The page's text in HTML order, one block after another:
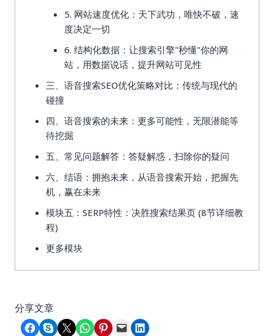
5. 网站速度优化：天下武功，唯快不破，速
度决定一切
6. 结构化数据：让搜索引擎"秒懂"你的网
站，用数据说话，提升网站可见性
三、语音搜索SEO优化策略对比：传统与现代的
碰撞
四、语音搜索的未来：更多可能性，无限潜能等
待挖掘
五、常见问题解答：答疑解惑，扫除你的疑问
六、结语：拥抱未来，从语音搜索开始，把握先
机，赢在未来
模块五：SERP特性：决胜搜索结果页 (8节详细教
程)
更多模块
分享文章
Share on Facebook
Share on Skype
Share on X Share on WhatsApp
Share on Pinterest
Email this PageShare on LinkedIn